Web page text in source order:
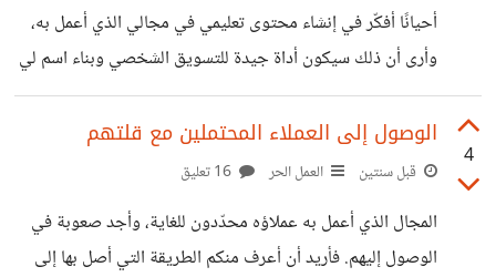
المهارة؛ فأتراجع عن فكرة العرض على العملاء. ومن ناحية أخرى
أقول لنفسي ما الضرر من أن تتعلّم أثناء
أحيانًا أفكّر في إنشاء محتوى تعليمي في مجالي الذي أعمل به،
وأرى أن ذلك سيكون أداة جيدة للتسويق الشخصي وبناء اسم لي
بين المهتمين بذلك المجال. وأريد أن أعرف ما رأيكم في تلك
الفكرة؟ هل ستجدي نفعًا وستكون جيدة لتسويق اسمي أم أنها بلا
فائدة؟
4
الوصول إلى العملاء المحتملين مع قلتهم
قبل سنتين العمل الحر
المجال الذي أعمل به عملاؤه محدّدون للغاية، وأجد صعوبة في
الوصول إليهم. فأريد أن أعرف منكم الطريقة التي أصل بها إلى